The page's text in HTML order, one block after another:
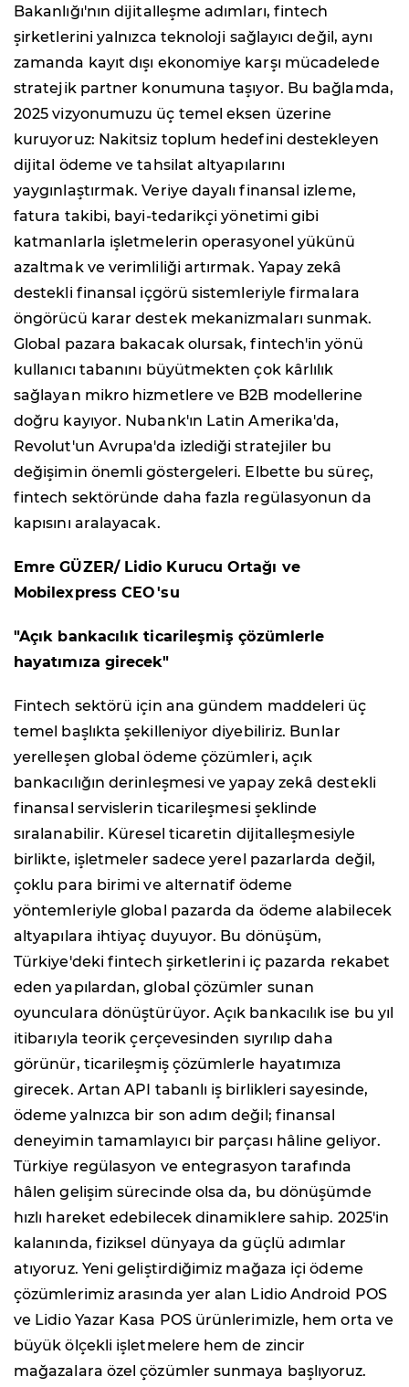
Bakanlığı'nın dijitalleşme adımları, fintech
şirketlerini yalnızca teknoloji sağlayıcı değil, aynı
zamanda kayıt dışı ekonomiye karşı mücadelede
stratejik partner konumuna taşıyor. Bu bağlamda,
2025 vizyonumuzu üç temel eksen üzerine
kuruyoruz: Nakitsiz toplum hedefini destekleyen
dijital ödeme ve tahsilat altyapılarını
yaygınlaştırmak. Veriye dayalı finansal izleme,
fatura takibi, bayi-tedarikçi yönetimi gibi
katmanlarla işletmelerin operasyonel yükünü
azaltmak ve verimliliği artırmak. Yapay zekâ
destekli finansal içgörü sistemleriyle firmalara
öngörücü karar destek mekanizmaları sunmak.
Global pazara bakacak olursak, fintech'in yönü
kullanıcı tabanını büyütmekten çok kârlılık
sağlayan mikro hizmetlere ve B2B modellerine
doğru kayıyor. Nubank'ın Latin Amerika'da,
Revolut'un Avrupa'da izlediği stratejiler bu
değişimin önemli göstergeleri. Elbette bu süreç,
fintech sektöründe daha fazla regülasyonun da
kapısını aralayacak.
Emre GÜZER/ Lidio Kurucu Ortağı ve
Mobilexpress CEO'su
"Açık bankacılık ticarileşmiş çözümlerle
hayatımıza girecek"
Fintech sektörü için ana gündem maddeleri üç
temel başlıkta şekilleniyor diyebiliriz. Bunlar
yerelleşen global ödeme çözümleri, açık
bankacılığın derinleşmesi ve yapay zekâ destekli
finansal servislerin ticarileşmesi şeklinde
sıralanabilir. Küresel ticaretin dijitalleşmesiyle
birlikte, işletmeler sadece yerel pazarlarda değil,
çoklu para birimi ve alternatif ödeme
yöntemleriyle global pazarda da ödeme alabilecek
altyapılara ihtiyaç duyuyor. Bu dönüşüm,
Türkiye'deki fintech şirketlerini iç pazarda rekabet
eden yapılardan, global çözümler sunan
oyunculara dönüştürüyor. Açık bankacılık ise bu yıl
itibarıyla teorik çerçevesinden sıyrılıp daha
görünür, ticarileşmiş çözümlerle hayatımıza
girecek. Artan API tabanlı iş birlikleri sayesinde,
ödeme yalnızca bir son adım değil; finansal
deneyimin tamamlayıcı bir parçası hâline geliyor.
Türkiye regülasyon ve entegrasyon tarafında
hâlen gelişim sürecinde olsa da, bu dönüşümde
hızlı hareket edebilecek dinamiklere sahip. 2025'in
kalanında, fiziksel dünyaya da güçlü adımlar
atıyoruz. Yeni geliştirdiğimiz mağaza içi ödeme
çözümlerimiz arasında yer alan Lidio Android POS
ve Lidio Yazar Kasa POS ürünlerimizle, hem orta ve
büyük ölçekli işletmelere hem de zincir
mağazalara özel çözümler sunmaya başlıyoruz.